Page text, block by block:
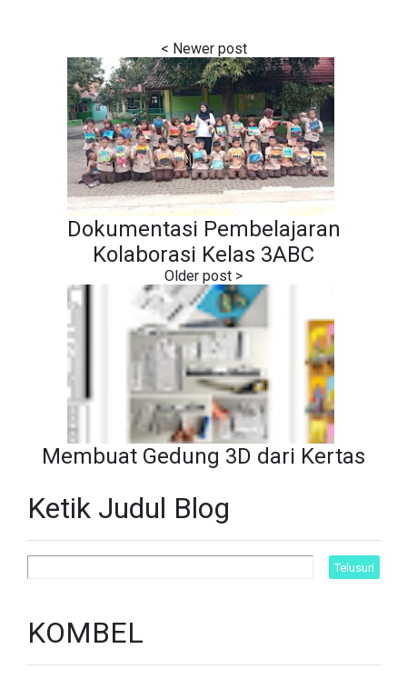
Dokumentasi Pembelajaran
Kolaborasi Kelas 3ABC
Membuat Gedung 3D dari Kertas
Ketik Judul Blog
KOMBEL